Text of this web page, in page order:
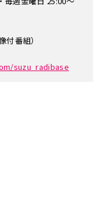
番組）
suzu_radibase